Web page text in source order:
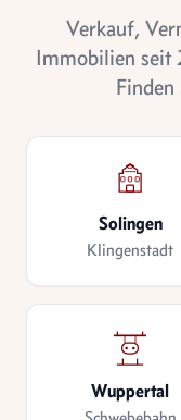
Verkauf,
Immobilien seit
Solingen
Klingenstadt
Wuppertal